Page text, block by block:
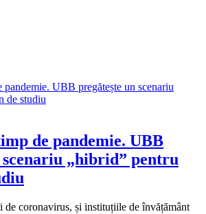
de pandemie. UBB
scenariu „hibrid” pentru
de coronavirus, și instituțiile de învățământ